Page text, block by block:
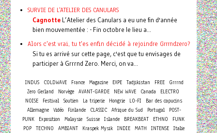
SURVIE DE L'ATELIER DES CANULARS
CagnotteL’Atelier des Canulars a eu une fin d'année
bien mouvementée : - Fin octobre le lieu a...
Alors c'est vrai, tu t'es enfin décidé à rejoindre Grrrndzero?
Si tu es arrivé sur cette page, c'est que tu envisages de
participer à Grrrnd Zero. Merci, on va...
INDUS COLDWAVE France Magazine EXPE Tadjikistan FREE
Grrrnd
Zero Gerland
Norvège AVANT-GARDE NEW WAVE Canada
ELECTRO
NOISE
Festival Soutien La triperie Hongrie LO-FI
Bar des capucins
Allemagne Vidéo Finlande CLASSIC Afrique du Sud Portugal
POST-
PUNK
Exposition Malaysie Suisse Islande BREAKBEAT ETHNO
FUNK
POP
TECHNO AMBIANT Kraspek Mysik INDIE MATH INTENSE Italie